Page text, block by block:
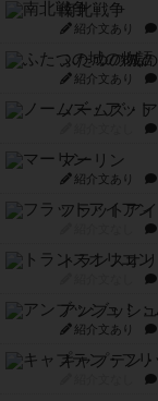
南北戦争
紹介文あり
ふたつの城
紹介文あり
ノームズ・
マーリン
紹介文あり
フラットア
トランスオ
アンブッシ
紹介文あり
キャプテン